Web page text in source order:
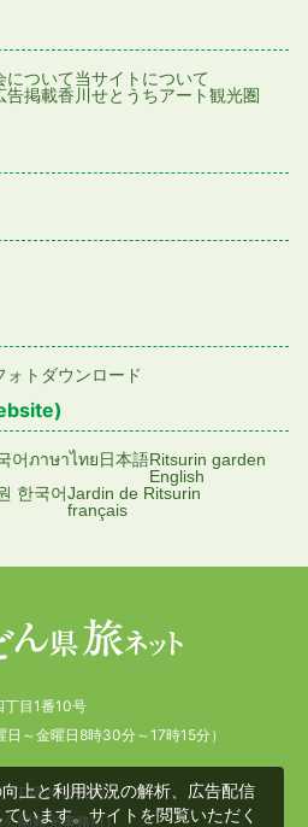
について当サイトについて
告掲載香川せとうちアート観光圏
ォトダウンロード
어ภาษาไทย日本語Ritsurin garden
English
한국어Jardin de Ritsurin
français
目1番10号
～金曜日8時30分～17時15分）
丁目20番16号
園観光事務所）
上と利用状況の解析、広告配信
います。サイトを閲覧いただく